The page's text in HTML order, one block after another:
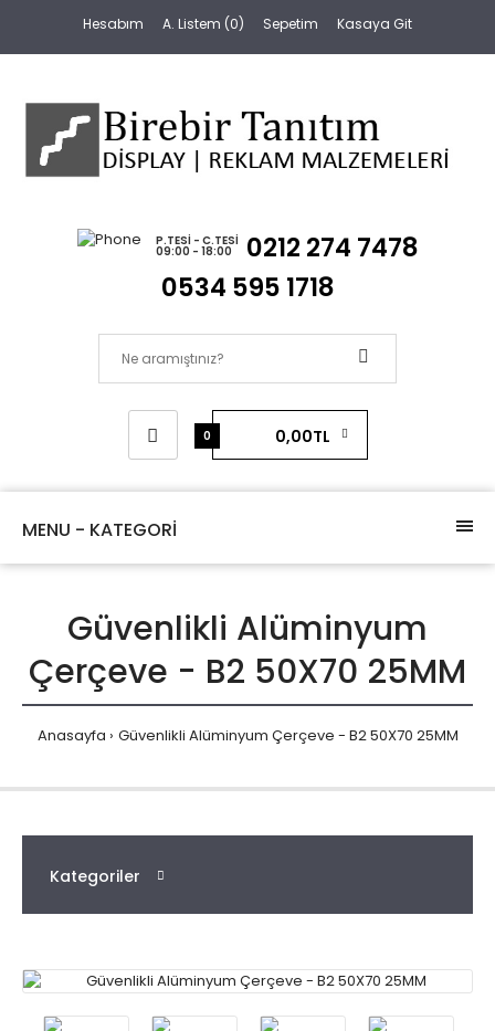
Hesabım A. Listem (0) Sepetim Kasaya Git
P.TESI - C.TESI
09:00 - 18:00
0212 274 7478
0534 595 1718
0 0,00TL
MENU - KATEGORİ
Güvenlikli Alüminyum
Çerçeve - B2 50X70 25MM
Anasayfa Güvenlikli Alüminyum Çerçeve - B2 50X70 25MM
Kategoriler